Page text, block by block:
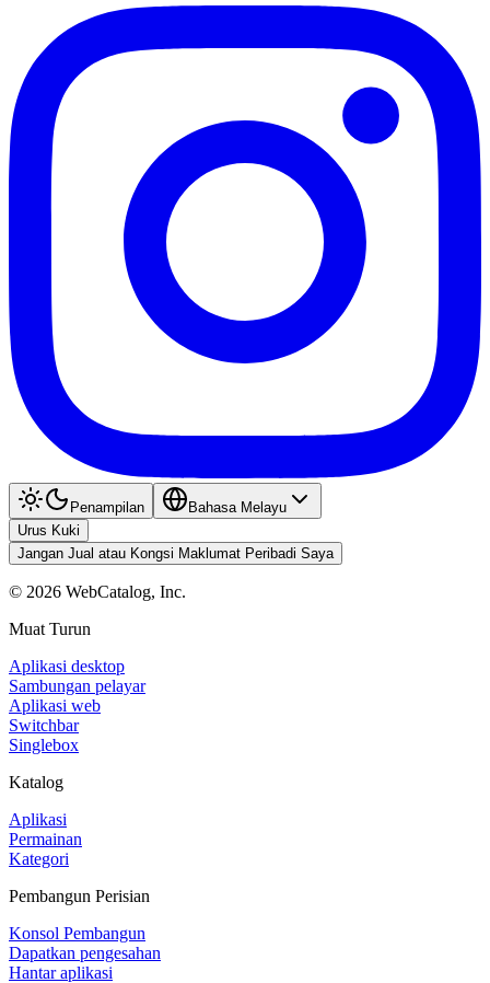
Penampilan
Bahasa Melayu
Urus Kuki
Jangan Jual atau Kongsi Maklumat Peribadi Saya
© 2026 WebCatalog, Inc.
Muat Turun
Aplikasi desktop
Sambungan pelayar
Aplikasi web
Switchbar
Singlebox
Katalog
Aplikasi
Permainan
Kategori
Pembangun Perisian
Konsol Pembangun
Dapatkan pengesahan
Hantar aplikasi